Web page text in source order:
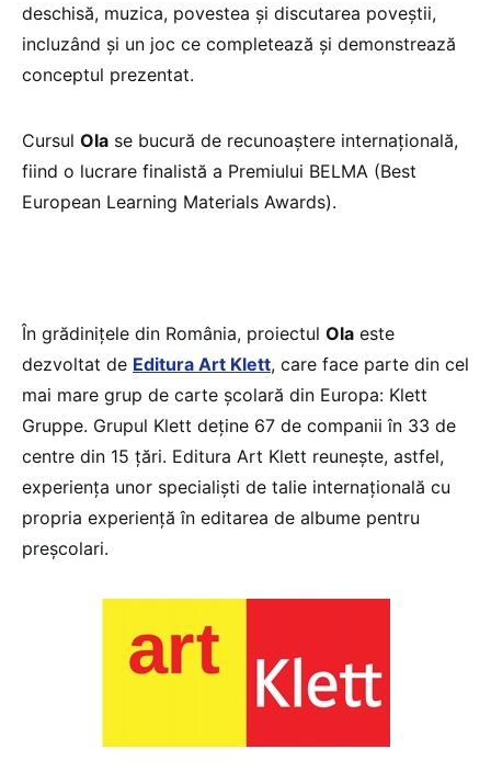
deschisă, muzica, povestea și discutarea poveștii,
incluzând și un joc ce completează și demonstrează
conceptul prezentat.
Cursul Ola se bucură de recunoaștere internațională,
fiind o lucrare finalistă a Premiului BELMA (Best
European Learning Materials Awards).
În grădinițele din România, proiectul Ola este
dezvoltat de Editura Art Klett, care face parte din cel
mai mare grup de carte școlară din Europa: Klett
Gruppe. Grupul Klett deține 67 de companii în 33 de
centre din 15 țări. Editura Art Klett reunește, astfel,
experiența unor specialiști de talie internațională cu
propria experiență în editarea de albume pentru
preșcolari.